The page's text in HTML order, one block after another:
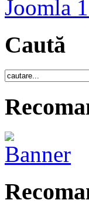
Joomla
Caută